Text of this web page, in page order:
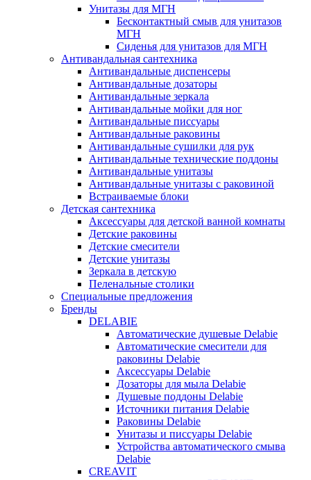
Унитазы для МГН
Бесконтактный смыв для унитазов
МГН
Сиденья для унитазов для МГН
Антивандальная сантехника
Антивандальные диспенсеры
Антивандальные дозаторы
Антивандальные зеркала
Антивандальные мойки для ног
Антивандальные писсуары
Антивандальные раковины
Антивандальные сушилки для рук
Антивандальные технические поддоны
Антивандальные унитазы
Антивандальные унитазы с раковиной
Встраиваемые блоки
Детская сантехника
Аксессуары для детской ванной комнаты
Детские раковины
Детские смесители
Детские унитазы
Зеркала в детскую
Пеленальные столики
Специальные предложения
Бренды
DELABIE
Автоматические душевые Delabie
Автоматические смесители для
раковины Delabie
Аксессуары Delabie
Дозаторы для мыла Delabie
Душевые поддоны Delabie
Источники питания Delabie
Раковины Delabie
Унитазы и писсуары Delabie
Устройства автоматического смыва
Delabie
CREAVIT